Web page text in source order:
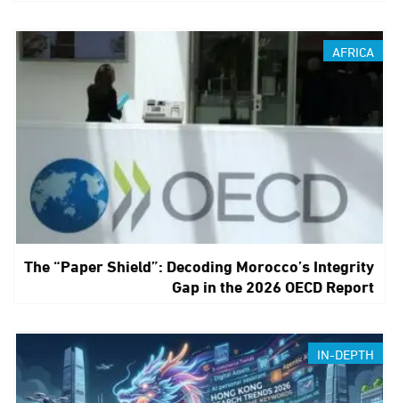
AFRICA
The “Paper Shield”: Decoding Morocco’s Integrity
Gap in the 2026 OECD Report
IN-DEPTH